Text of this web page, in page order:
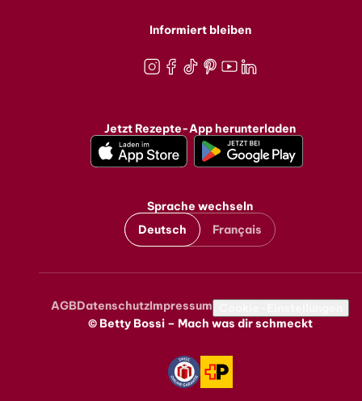
Informiert bleiben
Jetzt Rezepte-App herunterladen
Sprache wechseln
Deutsch
Français
Metanavigation
AGBDatenschutzImpressum
© Betty Bossi – Mach was dir schmeckt